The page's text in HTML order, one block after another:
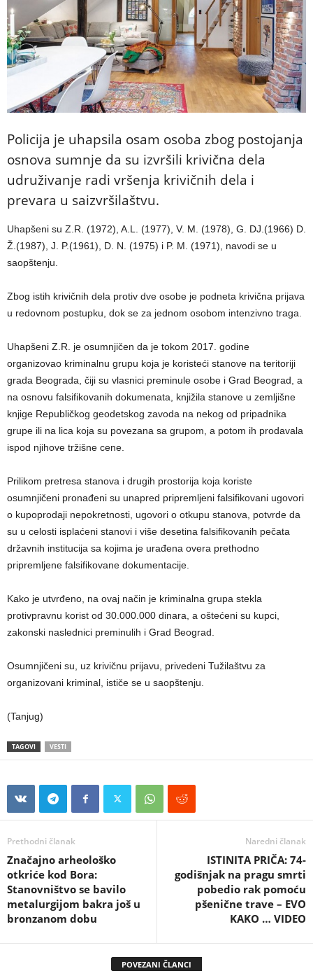
Policija je uhapsila osam osoba zbog postojanja
osnova sumnje da su izvršili krivična dela
udruživanje radi vršenja krivičnih dela i
prevara u saizvršilaštvu.
Uhapšeni su Z.R. (1972), A.L. (1977), V. M. (1978), G. DJ.(1966) D.
Ž.(1987), J. P.(1961), D. N. (1975) i P. M. (1971), navodi se u
saopštenju.
Zbog istih krivičnih dela protiv dve osobe je podneta krivična prijava
u redovnom postupku, dok se za jednom osobom intenzivno traga.
Uhapšeni Z.R. je osumnjičen da je tokom 2017. godine
organizovao kriminalnu grupu koja je koristeći stanove na teritoriji
grada Beograda, čiji su vlasnici preminule osobe i Grad Beograd, a
na osnovu falsifikovanih dokumenata, knjižila stanove u zemljišne
knjige Republičkog geodetskog zavoda na nekog od pripadnika
grupe ili na lica koja su povezana sa grupom, a potom ih prodavala
ispod njihove tržišne cene.
Prilikom pretresa stanova i drugih prostorija koja koriste
osumnjičeni pronađeni su unapred pripremljeni falsifikovani ugovori
o kupoprodaji nepokretnosti, ugovori o otkupu stanova, potvrde da
su u celosti isplaćeni stanovi i više desetina falsifikovanih pečata
državnih institucija sa kojima je urađena overa prethodno
pripremljene falsifikovane dokumentacije.
Kako je utvrđeno, na ovaj način je kriminalna grupa stekla
protivpravnu korist od 30.000.000 dinara, a oštećeni su kupci,
zakonski naslednici preminulih i Grad Beograd.
Osumnjičeni su, uz krivičnu prijavu, privedeni Tužilaštvu za
organizovani kriminal, ističe se u saopštenju.
(Tanjug)
TAGOVI VESTI
Prethodni članak
Značajno arheološko
otkriće kod Bora:
Stanovništvo se bavilo
metalurgijom bakra još u
bronzanom dobu
Naredni članak
ISTINITA PRIČA: 74-
godišnjak na pragu smrti
pobedio rak pomoću
pšenične trave – EVO
KAKO … VIDEO
POVEZANI ČLANCI